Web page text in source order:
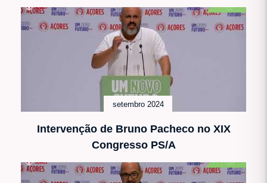
setembro 2024
Intervenção de Bruno Pacheco no XIX
Congresso PS/A